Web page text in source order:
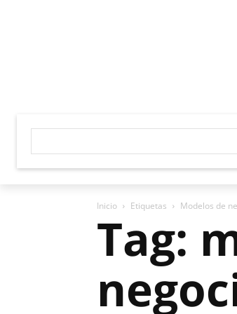
Inicio Etiquetas Modelos de
Tag: